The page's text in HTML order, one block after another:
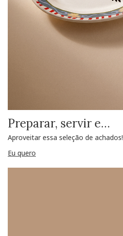
Preparar, servir e…
Aproveitar essa seleção de achados!
Eu quero